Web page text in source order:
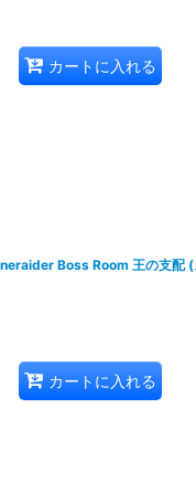
カートに入れる
Boss Room 王の支配
カートに入れる